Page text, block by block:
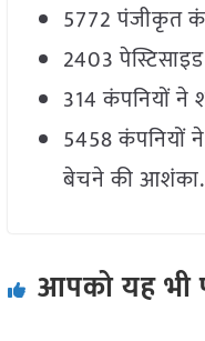
5772 पंजीकृत
2403
314 कंपनियों ने
5458 कंपनियों ने
बेचने की आशंका.
आपको यह